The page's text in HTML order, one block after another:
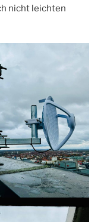
nicht leichten